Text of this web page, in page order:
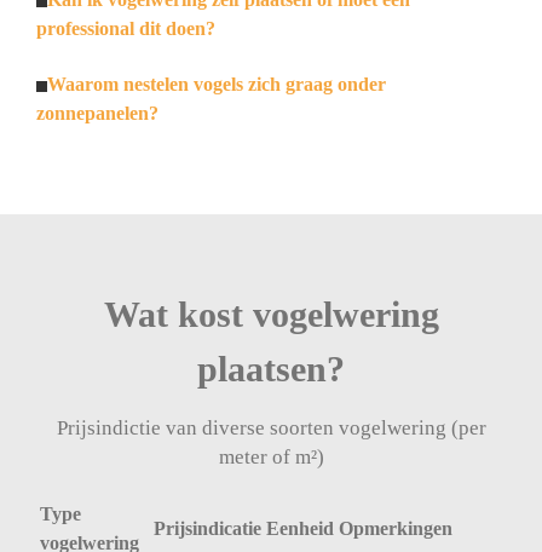
professional dit doen?
Waarom nestelen vogels zich graag onder
zonnepanelen?
Wat kost vogelwering
plaatsen?
Prijsindictie van diverse soorten vogelwering (per
meter of m²)
Type
vogelwering
Prijsindicatie Eenheid Opmerkingen